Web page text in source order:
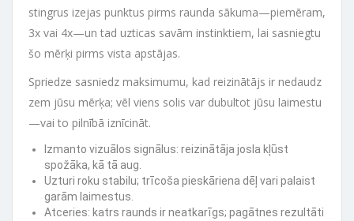
stingrus izejas punktus pirms raunda sākuma—piemēram,
3x vai 4x—un tad uzticas savām instinktiem, lai sasniegtu
šo mērķi pirms vista apstājas.
Spriedze sasniedz maksimumu, kad reizinātājs ir nedaudz
zem jūsu mērķa; vēl viens solis var dubultot jūsu laimestu
—vai to pilnībā iznīcināt.
Izmanto vizuālos signālus: reizinātāja josla kļūst
spožāka, kā tā aug.
Uzturi roku stabilu; trīcoša pieskāriena dēļ vari palaist
garām laimestus.
Atceries: katrs raunds ir neatkarīgs; pagātnes rezultāti